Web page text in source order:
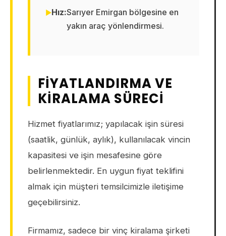
Hız:Sarıyer Emirgan bölgesine en
yakın araç yönlendirmesi.
FIYATLANDIRMA VE
KIRALAMA SÜRECI
Hizmet fiyatlarımız; yapılacak işin süresi
(saatlik, günlük, aylık), kullanılacak vincin
kapasitesi ve işin mesafesine göre
belirlenmektedir. En uygun fiyat teklifini
almak için müşteri temsilcimizle iletişime
geçebilirsiniz.
Firmamız, sadece bir vinç kiralama şirketi